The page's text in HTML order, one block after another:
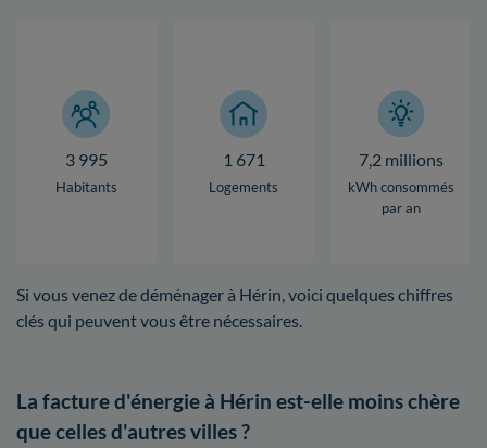
3 995
Habitants
1 671
Logements
7,2 millions
kWh consommés
par an
Si vous venez de déménager à Hérin, voici quelques chiffres
clés qui peuvent vous être nécessaires.
La facture d'énergie à Hérin est-elle moins chère
que celles d'autres villes ?